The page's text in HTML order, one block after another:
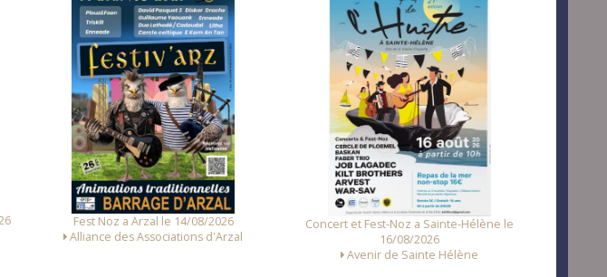
Fest Noz a Arzal le 14/08/2026
Alliance des Associations d'Arzal
Concert et Fest-Noz a Sainte-Hélène le
16/08/2026
Avenir de Sainte Hélène